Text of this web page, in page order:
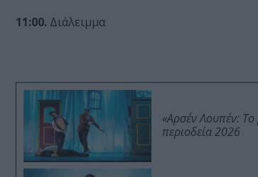
11:00. Διάλειμμα
«Αρσέν Λουπέν:
περιοδεία 2026